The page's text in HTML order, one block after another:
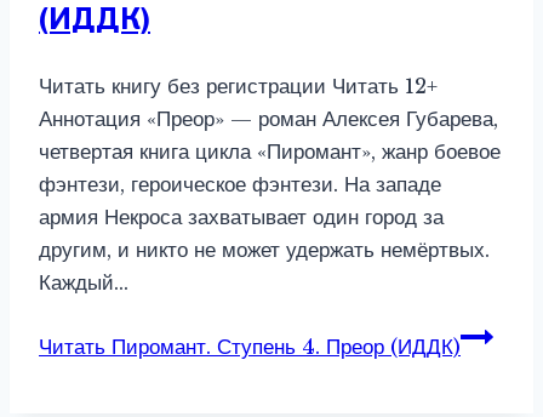
(ИДДК)
Читать книгу без регистрации Читать 12+
Аннотация «Преор» — роман Алексея Губарева,
четвертая книга цикла «Пиромант», жанр боевое
фэнтези, героическое фэнтези. На западе
армия Некроса захватывает один город за
другим, и никто не может удержать немёртвых.
Каждый…
Читать Пиромант. Ступень 4. Преор (ИДДК)